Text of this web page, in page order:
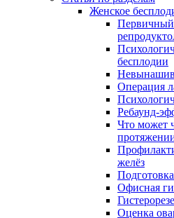
Женское
Первичный
бесплодии
Операция
Ребаунд-
Что может
желёз
Офисная
Оценка